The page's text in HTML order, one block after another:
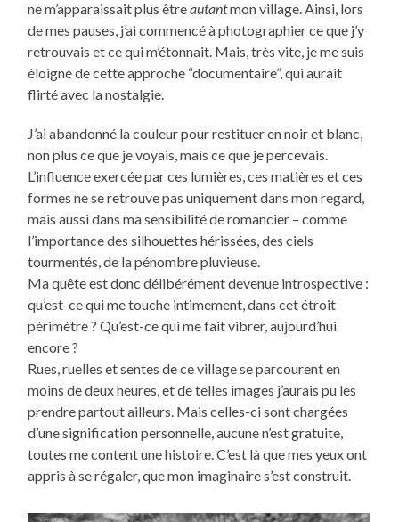
ne m’apparaissait plus êtreautantmon village. Ainsi, lors
de mes pauses, j’ai commencé à photographier ce que j’y
retrouvais et ce qui m’étonnait. Mais, très vite, je me suis
éloigné de cette approche “documentaire”, qui aurait
flirté avec la nostalgie.
J’ai abandonné la couleur pour restituer en noir et blanc,
non plus ce que je voyais, mais ce que je percevais.
L’influence exercée par ces lumières, ces matières et ces
formes ne se retrouve pas uniquement dans mon regard,
mais aussi dans ma sensibilité de romancier – comme
l’importance des silhouettes hérissées, des ciels
tourmentés, de la pénombre pluvieuse.
Ma quête est donc délibérément devenue introspective :
qu’est-ce qui me touche intimement, dans cet étroit
périmètre ? Qu’est-ce qui me fait vibrer, aujourd’hui
encore ?
Rues, ruelles et sentes de ce village se parcourent en
moins de deux heures, et de telles images j’aurais pu les
prendre partout ailleurs. Mais celles-ci sont chargées
d’une signification personnelle, aucune n’est gratuite,
toutes me content une histoire. C’est là que mes yeux ont
appris à se régaler, que mon imaginaire s’est construit.